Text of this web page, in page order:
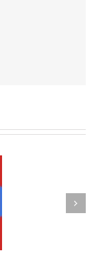
les activités au
Next